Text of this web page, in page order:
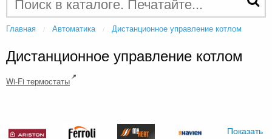
Главная Автоматика Дистанционное управление котлом
Дистанционное управление котлом
Wi-Fi термостаты
Показать